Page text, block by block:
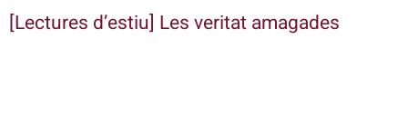
[Lectures d’estiu] Les veritat amagades